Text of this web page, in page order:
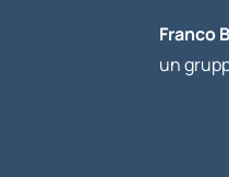
Franco
un